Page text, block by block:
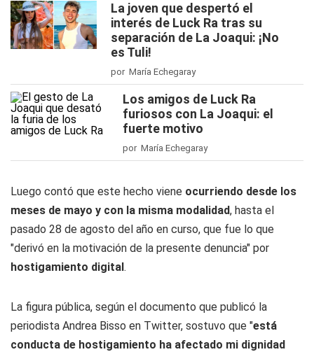
La joven que despertó el
interés de Luck Ra tras su
separación de La Joaqui: ¡No
es Tuli!
por María Echegaray
Los amigos de Luck Ra
furiosos con La Joaqui: el
fuerte motivo
por María Echegaray
Luego contó que este hecho viene ocurriendo desde los
meses de mayo y con la misma modalidad, hasta el
pasado 28 de agosto del año en curso, que fue lo que
"derivó en la motivación de la presente denuncia" por
hostigamiento digital.
La figura pública, según el documento que publicó la
periodista Andrea Bisso en Twitter, sostuvo que "está
conducta de hostigamiento ha afectado mi dignidad